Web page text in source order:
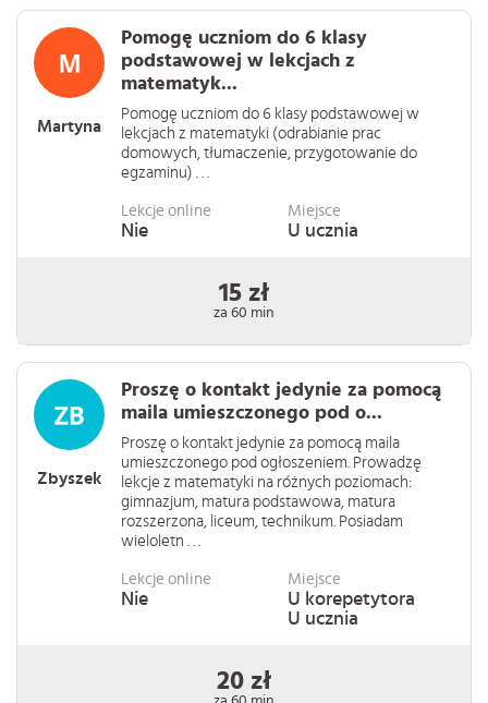
Martyna
Pomogę uczniom do 6 klasy
podstawowej w lekcjach z
matematyk...
Pomogę uczniom do 6 klasy podstawowej w
lekcjach z matematyki (odrabianie prac
domowych, tłumaczenie, przygotowanie do
egzaminu) . . .
Lekcje online
Nie
Miejsce
U ucznia
15 zł
za 60 min
Zbyszek
Proszę o kontakt jedynie za pomocą
maila umieszczonego pod o...
Proszę o kontakt jedynie za pomocą maila
umieszczonego pod ogłoszeniem. Prowadzę
lekcje z matematyki na różnych poziomach:
gimnazjum, matura podstawowa, matura
rozszerzona, liceum, technikum. Posiadam
wieloletn . . .
Lekcje online
Nie
Miejsce
U korepetytora
U ucznia
20 zł